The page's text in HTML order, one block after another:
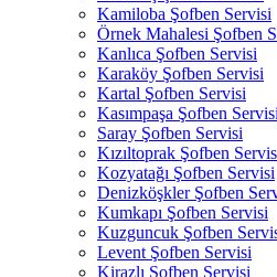
Kamiloba Şofben Servisi
Örnek Mahalesi Şofben
Kanlıca Şofben Servisi
Karaköy Şofben Servisi
Kartal Şofben Servisi
Kasımpaşa Şofben Servisi
Saray Şofben Servisi
Kızıltoprak Şofben
Kozyatağı Şofben Servisi
Denizköşkler Şofben
Kumkapı Şofben Servisi
Kuzguncuk Şofben
Levent Şofben Servisi
Kirazlı Şofben Servisi